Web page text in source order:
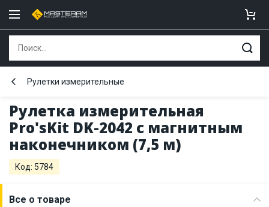
Рулетка измерительная
Pro'sKit DK-2042 с магнитным
наконечником (7,5 м)
Рулетки измерительные
Код: 5784
Все о товаре